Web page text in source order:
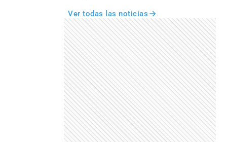
Ver todas las noticias